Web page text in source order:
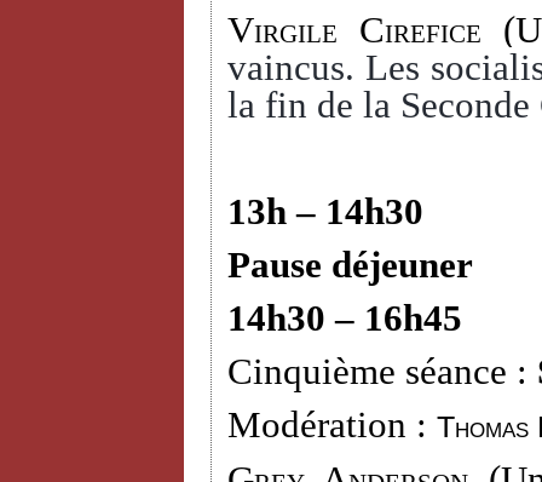
Virgile Cirefice
vaincus. Les
la fin de la
13h – 14h30
Pause déjeuner
14h30 – 16h45
Cinquième séance :
Modération :